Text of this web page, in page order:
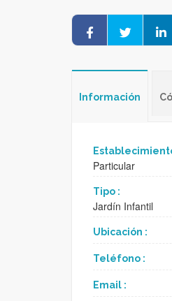
Información
Particular
Tipo :
Jardín Infantil
Ubicación :
Teléfono :
Email :